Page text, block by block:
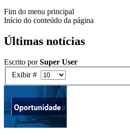
Fim do menu principal
Início do conteúdo da página
Últimas notícias
Escrito porSuper User
Exibir #